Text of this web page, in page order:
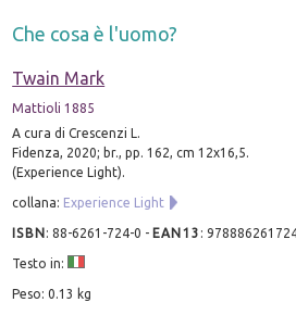
Che cosa è l'uomo?
Twain Mark
Mattioli 1885
A cura di Crescenzi L.
Fidenza, 2020; br., pp. 162, cm 12x16,5.
(Experience Light).
collana: Experience Light
ISBN:88-6261-724-0 - EAN13 :
Testo in:
Peso: 0.13 kg